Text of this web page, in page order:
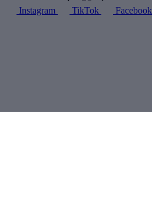
Instagram
TikTok Facebook